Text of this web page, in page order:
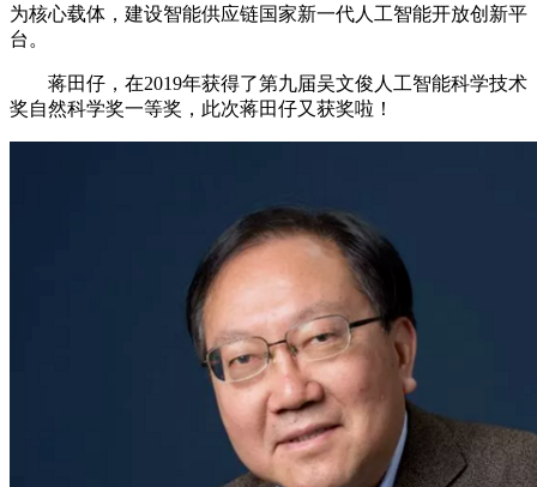
为核心载体，建设智能供应链国家新一代人工智能开放创新平
台。
蒋田仔，在2019年获得了第九届吴文俊人工智能科学技术
奖自然科学奖一等奖，此次蒋田仔又获奖啦！